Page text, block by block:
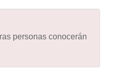
personas conocerán